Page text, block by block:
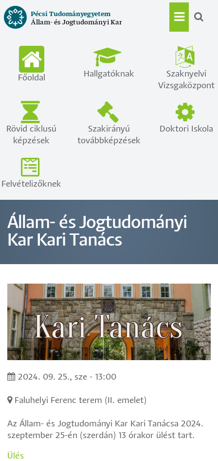
Ugrás
a
tartalomra
Pécsi Tudományegyetem
Állam- és Jogtudományi Kar
Main
Főoldal Hallgatóknak
Szaknyelvi
Vizsgaközpont
Rövid ciklusú
képzések
Szakirányú
továbbképzések
Doktori Iskola
Felvételizőknek
Állam- és Jogtudományi
Kar Kari Tanács
2024. 09. 25., sze - 13:00
Faluhelyi Ferenc terem (II. emelet)
Az Állam- és Jogtudományi Kar Kari Tanácsa 2024.
szeptember 25-én (szerdán) 13 órakor ülést tart.
Ülés